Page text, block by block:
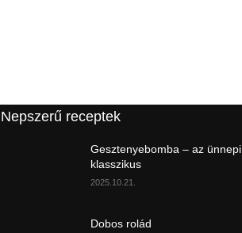
Nepszerű receptek
Gesztenyebomba – az ünnepi
klasszikus
2025.10.21.
Dobos rolád